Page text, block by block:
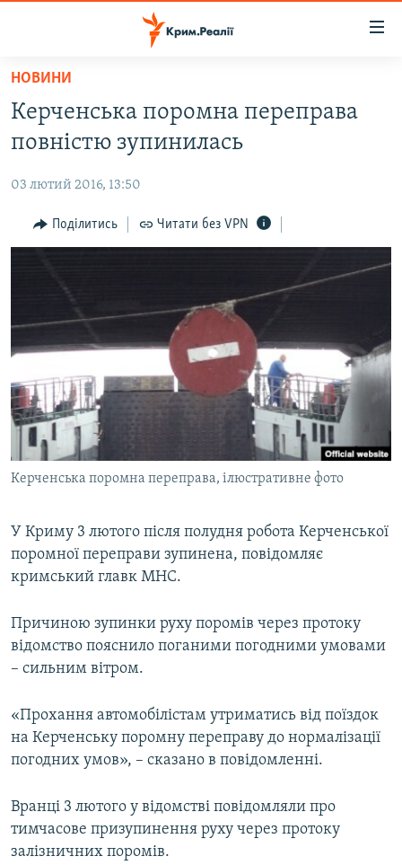
Перейти
основного
матеріалу
до
навігації
Перейти
ВОДА.КРИМ
ПОЛІТИКА
БЛОГИ
ІНТЕРВ'Ю
ВСЕ ЗА ДЕНЬ
СПЕЦПРОЕКТИ
ДЕПОРТАЦІЯ
ВІДЕОУРОКИ «ELIFBE»
СВІДЧЕННЯ ОКУПАЦІЇ
УКРАЇНСЬКА ПРОБЛЕМА КРИМУ
ЯК ОБІЙТИ БЛОКУВАННЯ
Русский
Qırımtatar
НОВИНИ
Керченська поромна переправа
повністю зупинилась
03 лютий 2016, 13:50
Поділитись Читати без VPN
Керченська поромна переправа, ілюстративне фото
У Криму 3 лютого після полудня робота Керченської
поромної переправи зупинена, повідомляє
кримський главк МНС.
Причиною зупинки руху поромів через протоку
відомство пояснило поганими погодними умовами
– сильним вітром.
«Прохання автомобілістам утриматись від поїздок
на Керченську поромну переправу до нормалізації
погодних умов», – сказано в повідомленні.
Вранці 3 лютого у відомстві повідомляли про
тимчасове призупинення руху через протоку
залізничних поромів.